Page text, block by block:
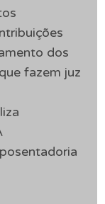
dos
fazem juz